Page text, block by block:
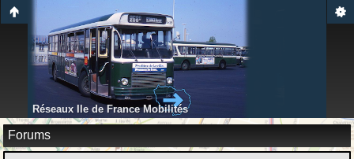
Réseaux Ile de France Mobilités
Forums